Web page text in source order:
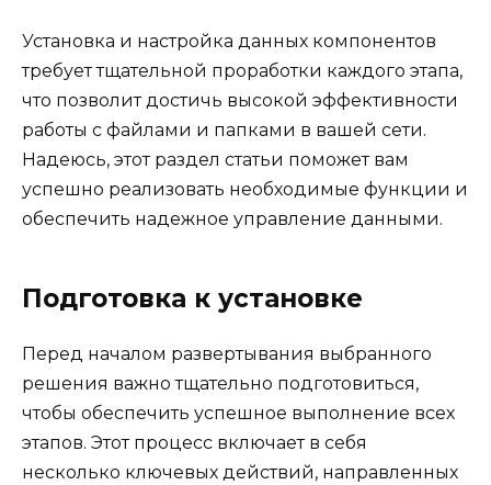
Установка и настройка данных компонентов
требует тщательной проработки каждого этапа,
что позволит достичь высокой эффективности
работы с файлами и папками в вашей сети.
Надеюсь, этот раздел статьи поможет вам
успешно реализовать необходимые функции и
обеспечить надежное управление данными.
Подготовка к установке
Перед началом развертывания выбранного
решения важно тщательно подготовиться,
чтобы обеспечить успешное выполнение всех
этапов. Этот процесс включает в себя
несколько ключевых действий, направленных